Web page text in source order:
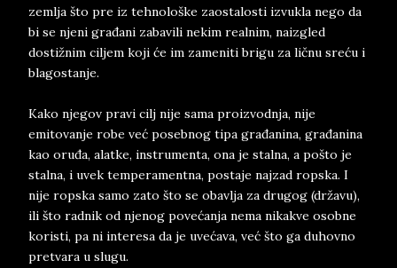
zemlja što pre iz tehnološke zaostalosti izvukla nego da
bi se njeni građani zabavili nekim realnim, naizgled
dostižnim ciljem koji će im zameniti brigu za ličnu sreću i
blagostanje.
Kako njegov pravi cilj nije sama proizvodnja, nije
emitovanje robe već posebnog tipa građanina, građanina
kao oruđa, alatke, instrumenta, ona je stalna, a pošto je
stalna, i uvek temperamentna, postaje najzad ropska. I
nije ropska samo zato što se obavlja za drugog (državu),
ili što radnik od njenog povećanja nema nikakve osobne
koristi, pa ni interesa da je uvećava, već što ga duhovno
pretvara u slugu.